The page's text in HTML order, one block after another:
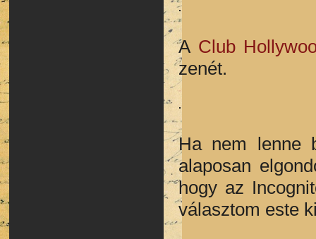
A Club
zenét.
Ha nem lenne
alaposan
hogy az
választom este